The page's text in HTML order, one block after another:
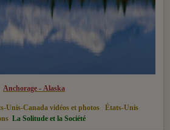
Anchorage - Alaska
Unis-Canada vidéos et photos
États-Unis
La Solitude et la Société